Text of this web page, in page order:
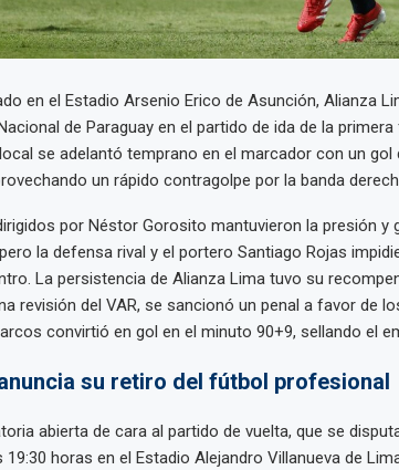
en el Estadio Arsenio Erico de Asunción, Alianza
de Paraguay en el partido de ida de la
se adelantó temprano en el marcador con un gol
un rápido contragolpe por la banda
por Néstor Gorosito mantuvieron la presión y
la defensa rival y el portero Santiago Rojas
La persistencia de Alianza Lima tuvo su
revisión del VAR, se sancionó un penal a favor de
convirtió en gol en el minuto 90+9, sellando el
su retiro del fútbol profesional
abierta de cara al partido de vuelta, que se
horas en el Estadio Alejandro Villanueva de